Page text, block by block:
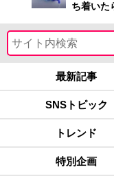
ち着いた
最新記事
SNSトピック
トレンド
特別企画